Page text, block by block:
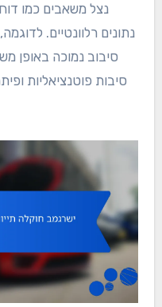
נצל משאבים כמו
נתונים רלוונטיים.
סיבוב נמוכה באופן
סיבות פוטנציאליות